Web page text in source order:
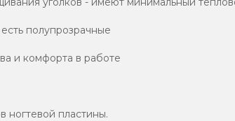
полупрозрачные
и комфорта в работе
ногтевой пластины.